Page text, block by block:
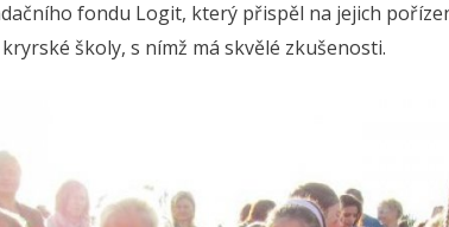
fondu Logit, který přispěl na jejich
školy, s nímž má skvělé zkušenosti.